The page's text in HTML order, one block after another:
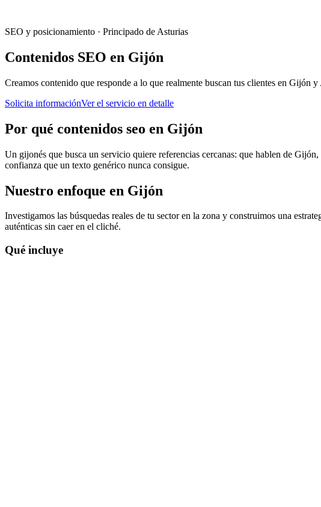
SEO y posicionamiento · Principado de Asturias
Contenidos SEO en Gijón
Creamos contenido que responde a lo que realmente buscan tus clientes en Gijón
Solicita informaciónVer el servicio en detalle
Por qué contenidos seo en Gijón
Un gijonés que busca un servicio quiere referencias cercanas: que hablen de
confianza que un texto genérico nunca consigue.
Nuestro enfoque en Gijón
Investigamos las búsquedas reales de tu sector en la zona y construimos una
auténticas sin caer en el cliché.
Qué incluye